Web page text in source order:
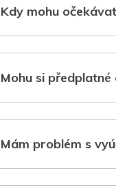
Kdy mohu
Mohu si
Mám problém s